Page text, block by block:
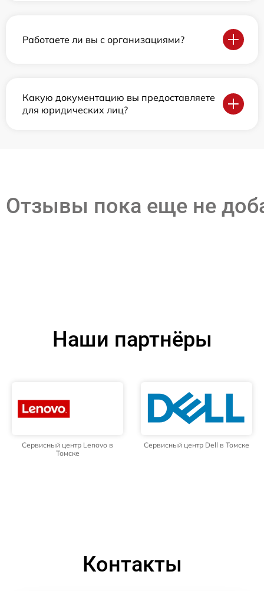
Работаете ли вы с организациями?
Какую документацию вы предоставляете
для юридических лиц?
Отзывы пока еще не
Наши партнёры
Сервисный центр Lenovo в
Томске
Сервисный центр Dell в Томске
Контакты